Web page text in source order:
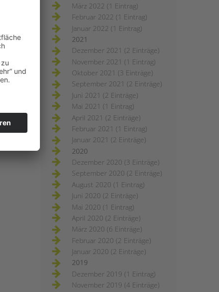
März 2022 (1 Eintrag)
Februar 2022 (1 Eintrag)
Januar 2022 (1 Eintrag)
2021
Dezember 2021 (2 Einträge)
November 2021 (1 Eintrag)
Oktober 2021 (3 Einträge)
September 2021 (2 Einträge)
Juni 2021 (2 Einträge)
Mai 2021 (1 Eintrag)
April 2021 (2 Einträge)
Februar 2021 (1 Eintrag)
Januar 2021 (2 Einträge)
2020
Dezember 2020 (3 Einträge)
September 2020 (2 Einträge)
August 2020 (1 Eintrag)
Juni 2020 (2 Einträge)
Mai 2020 (1 Eintrag)
April 2020 (2 Einträge)
März 2020 (6 Einträge)
Februar 2020 (2 Einträge)
Januar 2020 (2 Einträge)
2019
Dezember 2019 (1 Eintrag)
November 2019 (4 Einträge)